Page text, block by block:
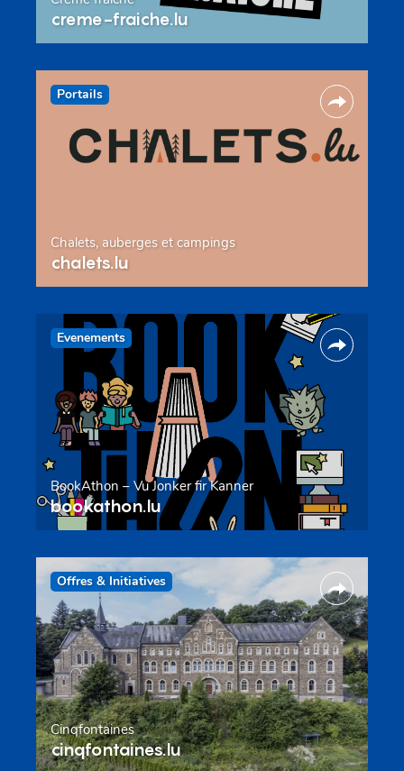
creme-fraiche.lu
Portails
Chalets, auberges et campings
chalets.lu
Evenements
BookAthon – Vu Jonker fir Kanner
bookathon.lu
Offres & Initiatives
Cinqfontaines
cinqfontaines.lu